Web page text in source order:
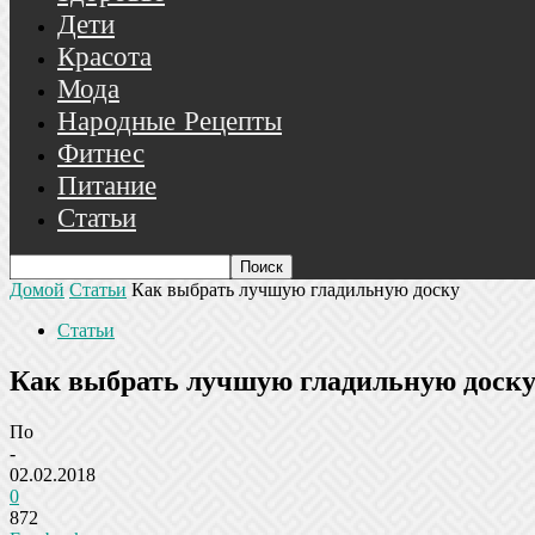
Дети
Красота
Мода
Народные Рецепты
Фитнес
Питание
Статьи
Домой Статьи Как выбрать лучшую гладильную доску
Статьи
Как выбрать лучшую гладильную доску
По
-
02.02.2018
0
872